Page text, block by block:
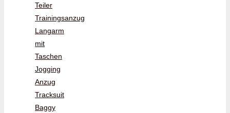
Teiler
Trainingsanzug
Langarm
mit
Taschen
Jogging
Anzug
Tracksuit
Baggy